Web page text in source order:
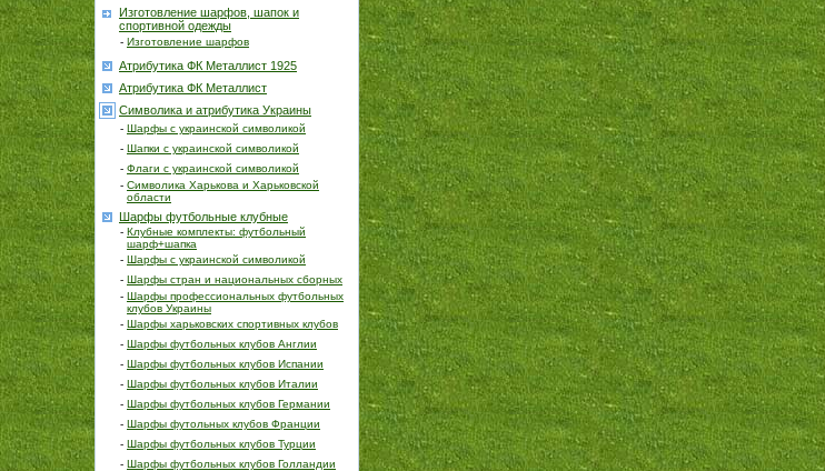
Изготовление шарфов, шапок и
спортивной одежды
- Изготовление шарфов
Атрибутика ФК Металлист 1925
Атрибутика ФК Металлист
Символика и атрибутика Украины
- Шарфы с украинской символикой
- Шапки с украинской символикой
- Флаги с украинской символикой
- Символика Харькова и Харьковской
области
Шарфы футбольные клубные
- Клубные комплекты: футбольный
шарф+шапка
- Шарфы с украинской символикой
- Шарфы стран и национальных сборных
- Шарфы профессиональных футбольных
клубов Украины
- Шарфы харьковских спортивных клубов
- Шарфы футбольных клубов Англии
- Шарфы футбольных клубов Испании
- Шарфы футбольных клубов Италии
- Шарфы футбольных клубов Германии
- Шарфы футольных клубов Франции
- Шарфы футбольных клубов Турции
- Шарфы футбольных клубов Голландии